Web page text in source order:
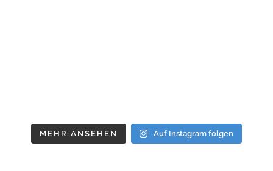
MEHR ANSEHEN Auf Instagram folgen